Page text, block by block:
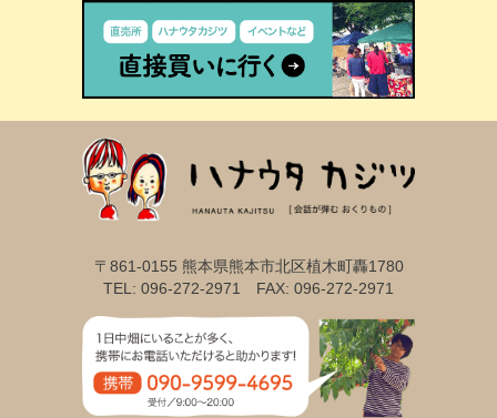
〒861-0155 熊本県熊本市北区植木町轟1780
TEL: 096-272-2971 FAX: 096-272-2971